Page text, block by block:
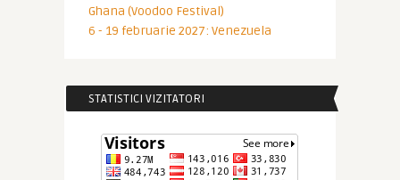
Ghana (Voodoo Festival)
6 - 19 februarie 2027: Venezuela
STATISTICI VIZITATORI